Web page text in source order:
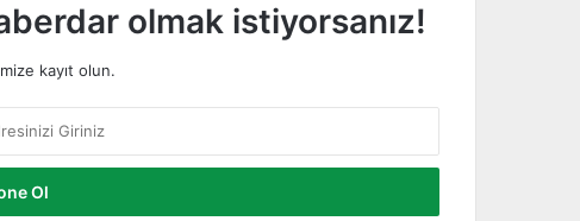
olmak istiyorsanız!
kayıt olun.